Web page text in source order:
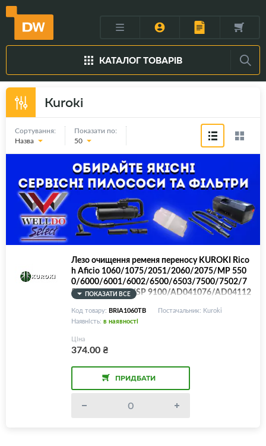
КАТАЛОГ ТОВАРІВ
Kuroki
Сортування:
Назва
Показати по:
50
Лезо очищення ременя переносу KUROKI Rico
h Aficio 1060/1075/2051/2060/2075/MP 550
0/6000/6001/6002/6500/6503/7500/7502/7
503/8000/9001/SP 9100/AD041076/AD04112
6
ПОКАЗАТИ ВСЕ
Код товару: BRIA1060TB
Постачальник: Kuroki
Наявність: в наявності
Ціна
374.00₴
ПРИДБАТИ